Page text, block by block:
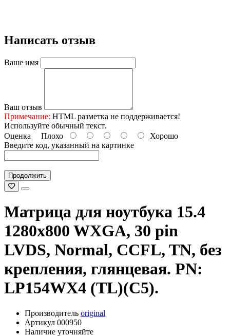
Написать отзыв
Ваше имя
Ваш отзыв
Примечание: HTML разметка не поддерживается!
Используйте обычный текст.
Оценка Плохо
Хорошо
Введите код, указанный на картинке
Продолжить
Матрица для ноутбука 15.4
1280x800 WXGA, 30 pin
LVDS, Normal, CCFL, TN, без
крепления, глянцевая. PN:
LP154WX4 (TL)(C5).
Производитель original
Артикул 000950
Наличие уточняйте